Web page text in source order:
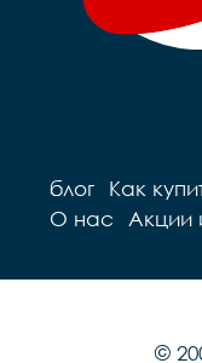
блог Как
О нас
Акции
©